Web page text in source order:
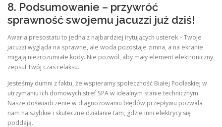
8. Podsumowanie – przywróć
sprawność swojemu jacuzzi już dziś!
Awaria presostatu to jedna z najbardziej irytujących usterek – Twoje
jacuzzi wygląda na sprawne, ale woda pozostaje zimna, a na ekranie
migają niezrozumiałe kody. Nie pozwól, aby mały element elektroniczny
zepsuł Twój czas relaksu.
Jesteśmy dumni z faktu, że wspieramy społeczność Białej Podlaskiej w
utrzymaniu ich domowych stref SPA w idealnym stanie technicznym.
Nasze doświadczenie w diagnozowaniu błędów przepływu pozwala
nam na szybkie i skuteczne działanie tam, gdzie inni elektrycy się
poddają.